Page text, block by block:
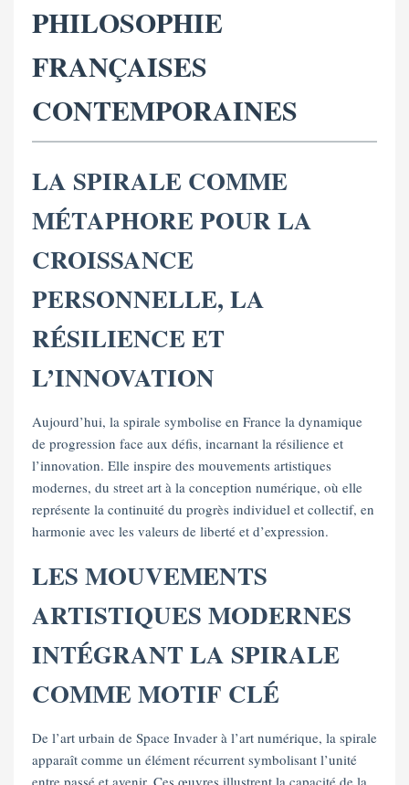
PHILOSOPHIE
FRANÇAISES
CONTEMPORAINES
LA SPIRALE COMME
MÉTAPHORE POUR LA
CROISSANCE
PERSONNELLE, LA
RÉSILIENCE ET
L’INNOVATION
Aujourd’hui, la spirale symbolise en France la dynamique
de progression face aux défis, incarnant la résilience et
l’innovation. Elle inspire des mouvements artistiques
modernes, du street art à la conception numérique, où elle
représente la continuité du progrès individuel et collectif, en
harmonie avec les valeurs de liberté et d’expression.
LES MOUVEMENTS
ARTISTIQUES MODERNES
INTÉGRANT LA SPIRALE
COMME MOTIF CLÉ
De l’art urbain de Space Invader à l’art numérique, la spirale
apparaît comme un élément récurrent symbolisant l’unité
entre passé et avenir. Ces œuvres illustrent la capacité de la